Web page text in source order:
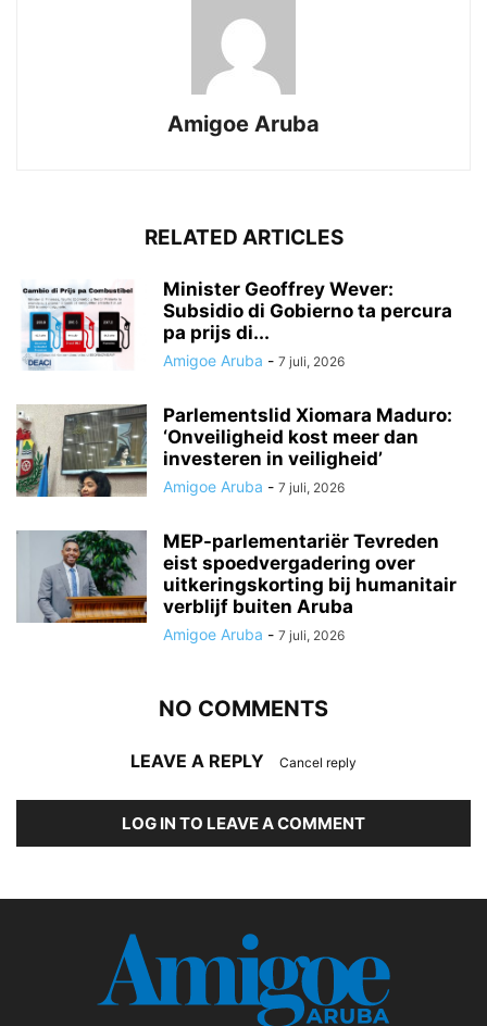
Amigoe Aruba
RELATED ARTICLES
Minister Geoffrey Wever:
Subsidio di Gobierno ta percura
pa prijs di...
Amigoe Aruba - 7 juli, 2026
Parlementslid Xiomara Maduro:
‘Onveiligheid kost meer dan
investeren in veiligheid’
Amigoe Aruba - 7 juli, 2026
MEP-parlementariër Tevreden
eist spoedvergadering over
uitkeringskorting bij humanitair
verblijf buiten Aruba
Amigoe Aruba - 7 juli, 2026
NO COMMENTS
LEAVE A REPLY Cancel reply
LOG IN TO LEAVE A COMMENT